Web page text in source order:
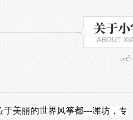
于美丽的世界风筝都---潍坊，专